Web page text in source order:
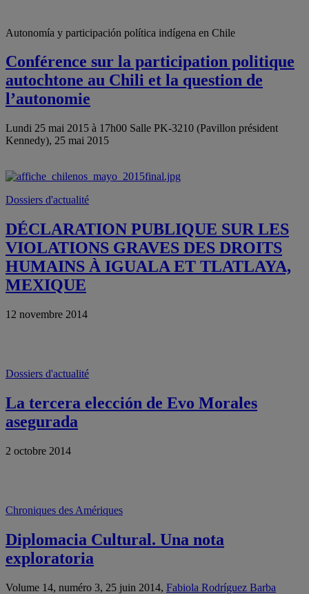
Autonomía y participación política indígena en Chile
Conférence sur la participation politique
autochtone au Chili et la question de
l’autonomie
Lundi 25 mai 2015 à 17h00 Salle PK-3210 (Pavillon président
Kennedy), 25 mai 2015
Dossiers d'actualité
DÉCLARATION PUBLIQUE SUR LES
VIOLATIONS GRAVES DES DROITS
HUMAINS À IGUALA ET TLATLAYA,
MEXIQUE
12 novembre 2014
Dossiers d'actualité
La tercera elección de Evo Morales
asegurada
2 octobre 2014
Chroniques des Amériques
Diplomacia Cultural. Una nota
exploratoria
Volume 14, numéro 3, 25 juin 2014, Fabiola Rodríguez Barba